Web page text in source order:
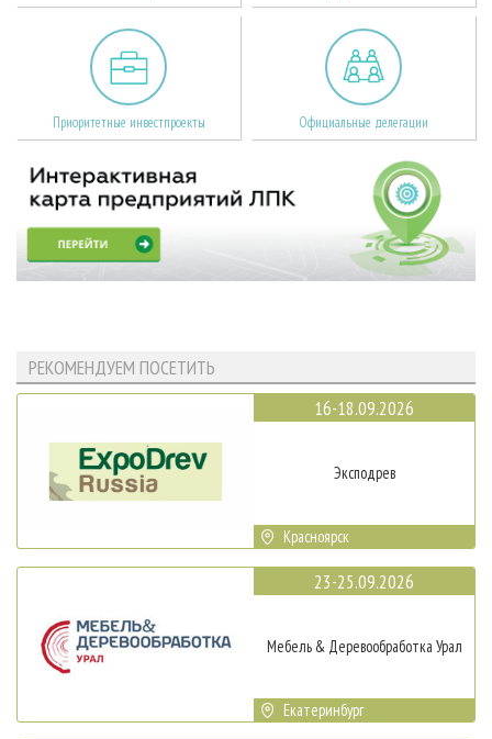
Приоритетные инвестпроекты Официальные делегации
РЕКОМЕНДУЕМ ПОСЕТИТЬ
16-18.09.2026
Эксподрев
Красноярск
23-25.09.2026
Мебель & Деревообработка Урал
Екатеринбург